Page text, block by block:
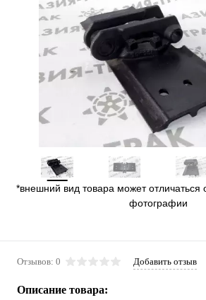
*внешний вид товара может отличаться
фотографии
Отзывов: 0 Добавить отзыв
Описание товара: